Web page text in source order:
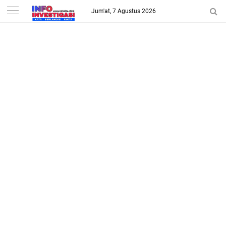
-->
Jum'at, 7 Agustus 2026